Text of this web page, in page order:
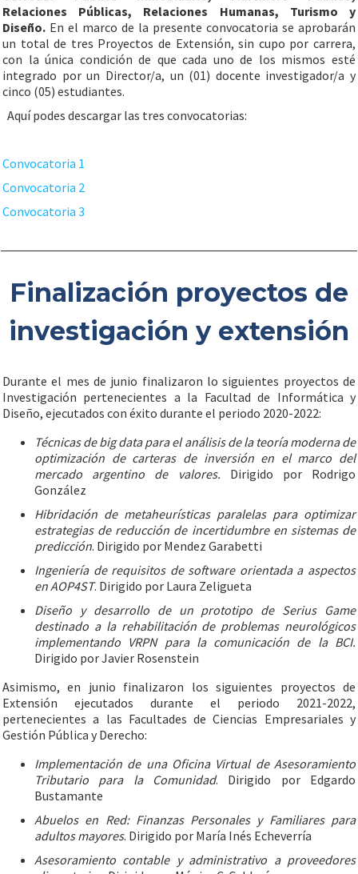
Relaciones Públicas, Relaciones Humanas, Turismo y
Diseño. En el marco de la presente convocatoria se aprobarán
un total de tres Proyectos de Extensión, sin cupo por carrera,
con la única condición de que cada uno de los mismos esté
integrado por un Director/a, un (01) docente investigador/a y
cinco (05) estudiantes.
Aquí podes descargar las tres convocatorias:
Convocatoria 1
Convocatoria 2
Convocatoria 3
Finalización proyectos de
investigación y extensión
Durante el mes de junio finalizaron lo siguientes proyectos de
Investigación pertenecientes a la Facultad de Informática y
Diseño, ejecutados con éxito durante el periodo 2020-2022:
Técnicas de big data para el análisis de la teoría moderna de
optimización de carteras de inversión en el marco del
mercado argentino de valores. Dirigido por Rodrigo
González
Hibridación de metaheurísticas paralelas para optimizar
estrategias de reducción de incertidumbre en sistemas de
predicción. Dirigido por Mendez Garabetti
Ingeniería de requisitos de software orientada a aspectos
en AOP4ST. Dirigido por Laura Zeligueta
Diseño y desarrollo de un prototipo de Serius Game
destinado a la rehabilitación de problemas neurológicos
implementando VRPN para la comunicación de la BCI.
Dirigido por Javier Rosenstein
Asimismo, en junio finalizaron los siguientes proyectos de
Extensión ejecutados durante el periodo 2021-2022,
pertenecientes a las Facultades de Ciencias Empresariales y
Gestión Pública y Derecho:
Implementación de una Oficina Virtual de Asesoramiento
Tributario para la Comunidad. Dirigido por Edgardo
Bustamante
Abuelos en Red: Finanzas Personales y Familiares para
adultos mayores. Dirigido por María Inés Echeverría
Asesoramiento contable y administrativo a proveedores